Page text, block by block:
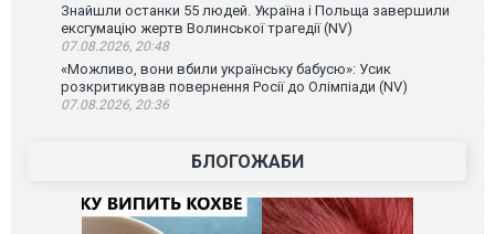
Знайшли останки 55 людей. Україна і Польща завершили
ексгумацію жертв Волинської трагедії (NV)
07.08.2026, 20:48
«Можливо, вони вбили українську бабусю»: Усик
розкритикував повернення Росії до Олімпіади (NV)
07.08.2026, 20:36
БЛОГОЖАБИ